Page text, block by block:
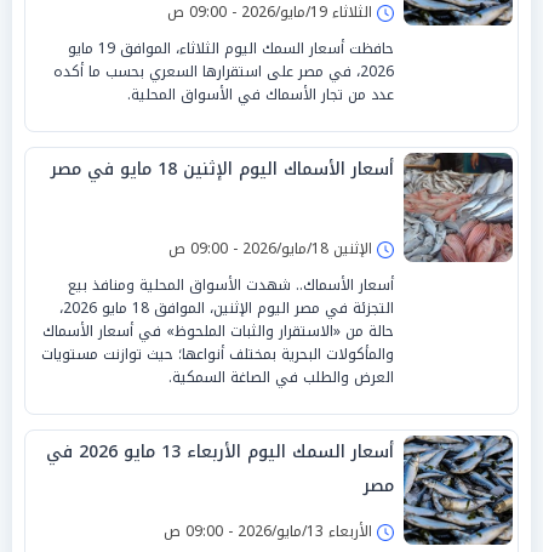
الثلاثاء 19/مايو/2026 - 09:00 ص
حافظت أسعار السمك اليوم الثلاثاء، الموافق 19 مايو
2026، في مصر على استقرارها السعري بحسب ما أكده
عدد من تجار الأسماك في الأسواق المحلية.
أسعار الأسماك اليوم الإثنين 18 مايو في مصر
الإثنين 18/مايو/2026 - 09:00 ص
أسعار الأسماك.. شهدت الأسواق المحلية ومنافذ بيع
التجزئة في مصر اليوم الإثنين، الموافق 18 مايو 2026،
حالة من «الاستقرار والثبات الملحوظ» في أسعار الأسماك
والمأكولات البحرية بمختلف أنواعها؛ حيث توازنت مستويات
العرض والطلب في الصاغة السمكية.
أسعار السمك اليوم الأربعاء 13 مايو 2026 في
مصر
الأربعاء 13/مايو/2026 - 09:00 ص